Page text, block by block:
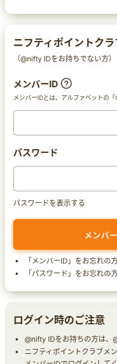
ニフティポイントク
（@nifty IDをお持ちでない方）
メンバーID
メンバーIDとは、アルファベットの「
パスワード
パスワードを表示する
「メンバーID」をお忘れの
「パスワード」をお忘れの
ログイン時のご注意
@nifty IDをお持ちの方は、
ニフティポイントクラブメ